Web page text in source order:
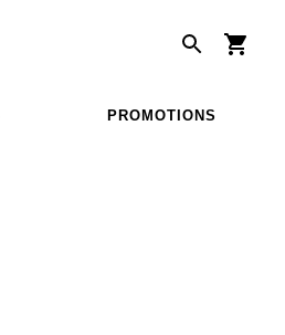
PROMOTIONS